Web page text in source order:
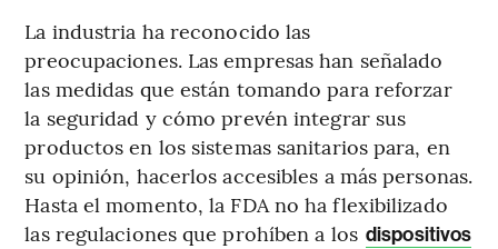
La industria ha reconocido las
preocupaciones. Las empresas han señalado
las medidas que están tomando para reforzar
la seguridad y cómo prevén integrar sus
productos en los sistemas sanitarios para, en
su opinión, hacerlos accesibles a más personas.
Hasta el momento, la FDA no ha flexibilizado
las regulaciones que prohíben a los dispositivos